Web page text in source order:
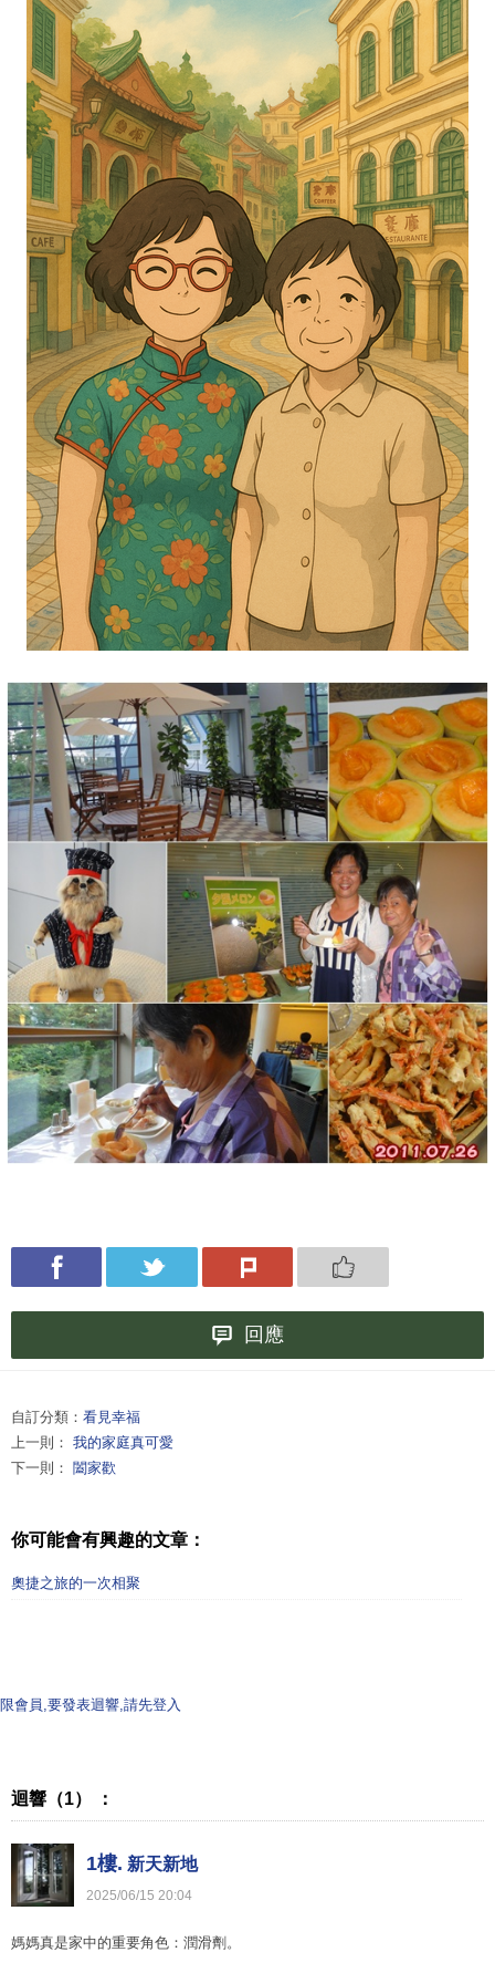
回應
自訂分類： 看見幸福
上一則： 我的家庭真可愛
下一則： 闔家歡
你可能會有興趣的文章：
奧捷之旅的一次相聚
限會員,要發表迴響,請先登入
迴響（1） ：
1樓. 新天新地
2025/06/15 20:04
媽媽真是家中的重要角色：潤滑劑。